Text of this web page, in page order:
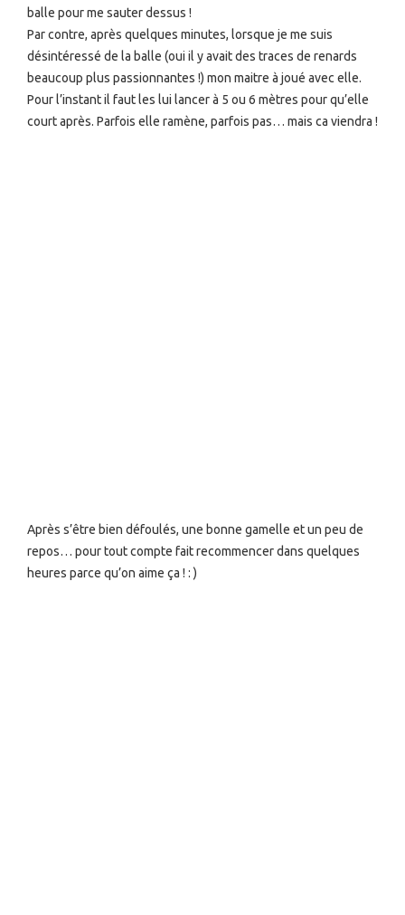
balle pour me sauter dessus !
Par contre, après quelques minutes, lorsque je me suis
désintéressé de la balle (oui il y avait des traces de renards
beaucoup plus passionnantes !) mon maitre à joué avec elle.
Pour l’instant il faut les lui lancer à 5 ou 6 mètres pour qu’elle
court après. Parfois elle ramène, parfois pas… mais ca viendra !
Après s’être bien défoulés, une bonne gamelle et un peu de
repos… pour tout compte fait recommencer dans quelques
heures parce qu’on aime ça ! : )